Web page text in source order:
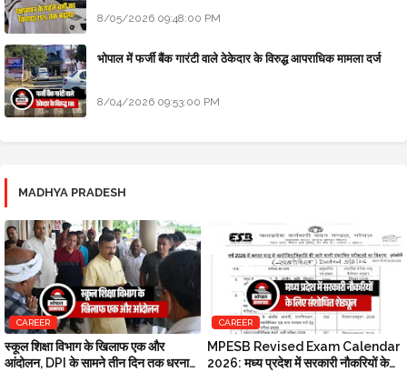
8/05/2026 09:48:00 PM
भोपाल में फर्जी बैंक गारंटी वाले ठेकेदार के विरुद्ध आपराधिक मामला दर्ज
8/04/2026 09:53:00 PM
MADHYA PRADESH
CAREER
स्कूल शिक्षा विभाग के खिलाफ एक और
आंदोलन, DPI के सामने तीन दिन तक धरना
CAREER
MPESB Revised Exam Calendar
2026: मध्य प्रदेश में सरकारी नौकरियों के